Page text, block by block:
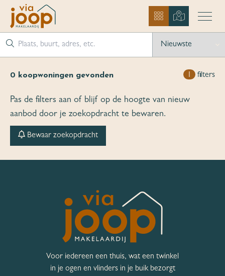
0 koopwoningen gevonden 1 filters
Pas de filters aan of blijf op de hoogte van nieuw
aanbod door je zoekopdracht te bewaren.
Bewaar zoekopdracht
Voor iedereen een thuis, wat een twinkel
in je ogen en vlinders in je buik bezorgt